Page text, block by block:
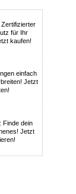
für Ihr
kaufen!
einfach
Jetzt
Finde dein
Jetzt